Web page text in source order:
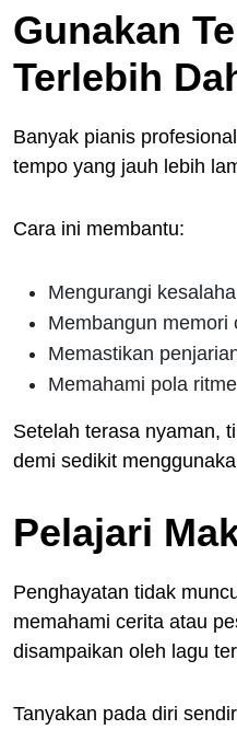
Gunakan
Terlebih
Banyak pianis
tempo yang jauh lebih
Cara ini membantu:
Mengurangi
Membangun memori
Memastikan
Memahami pola
Setelah terasa nyaman,
demi sedikit
Pelajari
Penghayatan tidak
memahami cerita atau
disampaikan oleh lagu
Tanyakan pada diri